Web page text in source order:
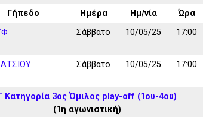
Γήπεδο Ημέρα Ημ/νία Ώρα
Σάββατο 10/05/25 17:00
Σάββατο 10/05/25 17:00
Γ Κατηγορία 3ος Όμιλος play-off (1ου-4ου)
(1η αγωνιστική)